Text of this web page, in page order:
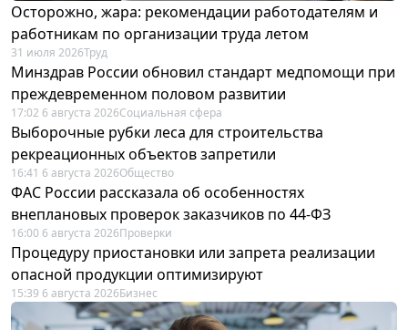
Осторожно, жара: рекомендации работодателям и
работникам по организации труда летом
31 июля 2026Труд
Минздрав России обновил стандарт медпомощи при
преждевременном половом развитии
17:02 6 августа 2026Социальная сфера
Выборочные рубки леса для строительства
рекреационных объектов запретили
16:41 6 августа 2026Общество
ФАС России рассказала об особенностях
внеплановых проверок заказчиков по 44-ФЗ
16:00 6 августа 2026Проверки
Процедуру приостановки или запрета реализации
опасной продукции оптимизируют
15:39 6 августа 2026Бизнес